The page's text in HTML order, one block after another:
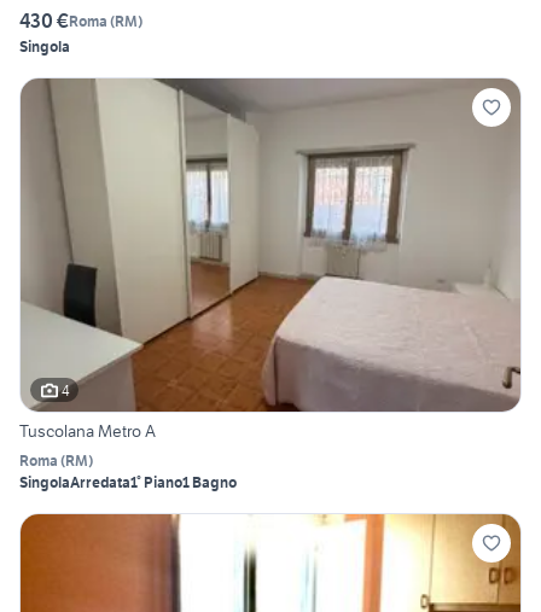
430 €Roma (RM)
Singola
4
Tuscolana Metro A
Roma (RM)
SingolaArredata1° Piano1 Bagno